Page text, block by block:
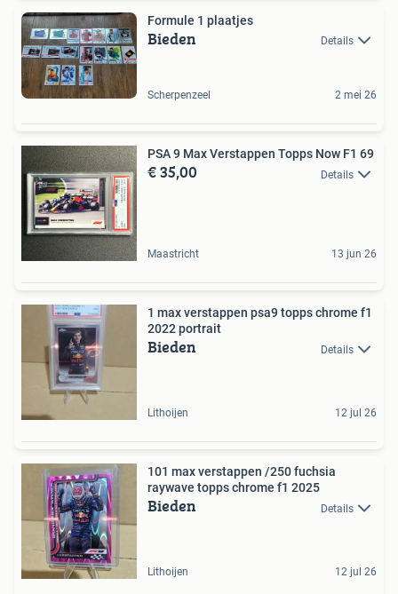
Formule 1 plaatjes
Bieden Details
Scherpenzeel 2 mei 26
PSA 9 Max Verstappen Topps Now F1 69
€ 35,00 Details
Maastricht 13 jun 26
1 max verstappen psa9 topps chrome f1
2022 portrait
Bieden Details
Lithoijen 12 jul 26
101 max verstappen /250 fuchsia
raywave topps chrome f1 2025
Bieden Details
Lithoijen 12 jul 26